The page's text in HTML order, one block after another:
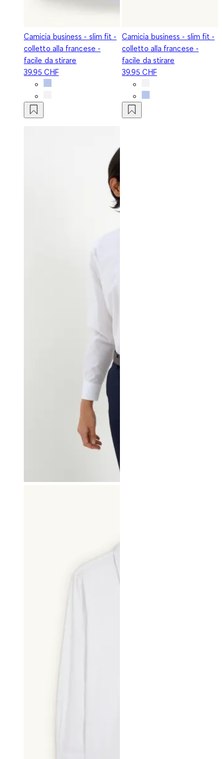
Camicia business - slim fit -
colletto alla francese -
facile da stirare
39.95 CHF
Camicia business - slim fit -
colletto alla francese -
facile da stirare
39.95 CHF